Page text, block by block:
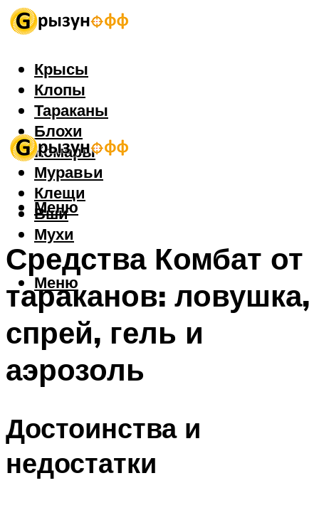
Крысы
Клопы
Тараканы
Блохи
Комары
Муравьи
Клещи
Вши
Мухи
Меню
Меню
Средства Комбат от
тараканов: ловушка,
спрей, гель и
аэрозоль
Достоинства и
недостатки